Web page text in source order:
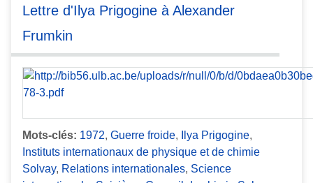
Lettre d'Ilya Prigogine à Alexander
Frumkin
Mots-clés: 1972, Guerre froide, Ilya Prigogine,
Instituts internationaux de physique et de chimie
Solvay, Relations internationales, Science